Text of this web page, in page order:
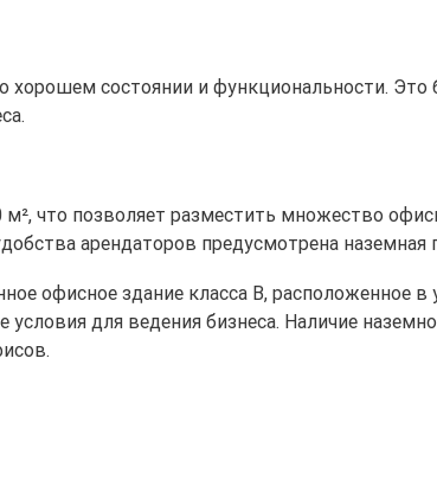
хорошем состоянии и функциональности.
что позволяет разместить множество
арендаторов предусмотрена
офисное здание класса B,
для ведения бизнеса. Наличие